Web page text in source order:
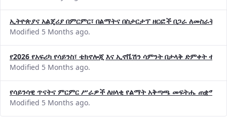
ኢትዮጵያና አልጄሪያ በምርምር፣ በልማትና በስታርታፕ ዘርፎች በጋራ ለመስራት
Modified 5 Months ago.
የ2026 የአፍሪካ የሳይንስ፣ ቴክኖሎጂ እና ኢኖቬሽን ሳምንት በታላቅ ድምቀት
Modified 5 Months ago.
የሳይንሳዊ ጥናትና ምርምር ሥራዎች ለዘላቂ የልማት አቅጣጫ መፍትሔ ጠቋሚ
Modified 5 Months ago.